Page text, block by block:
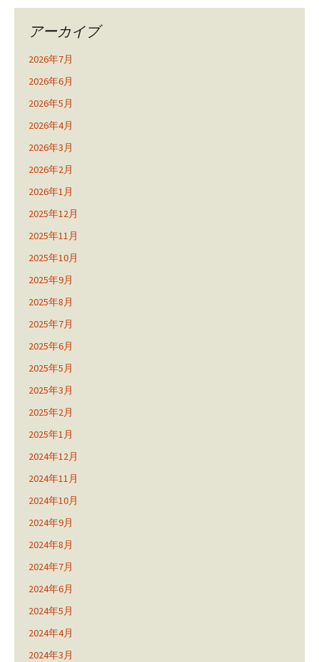
アーカイブ
2026年7月
2026年6月
2026年5月
2026年4月
2026年3月
2026年2月
2026年1月
2025年12月
2025年11月
2025年10月
2025年9月
2025年8月
2025年7月
2025年6月
2025年5月
2025年3月
2025年2月
2025年1月
2024年12月
2024年11月
2024年10月
2024年9月
2024年8月
2024年7月
2024年6月
2024年5月
2024年4月
2024年3月